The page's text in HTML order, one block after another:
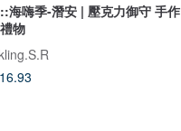
海嗨季-潛安 | 壓克力御守 手作
物